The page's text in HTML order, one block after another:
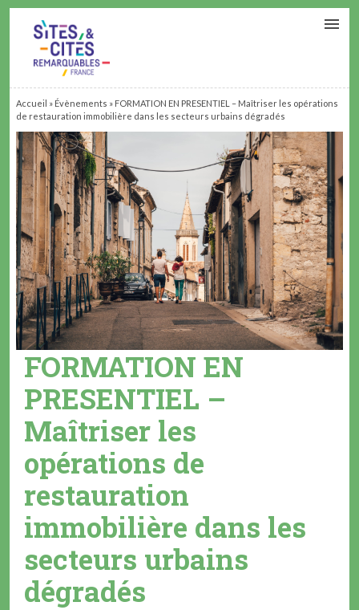
Accueil » Évènements » FORMATION EN PRESENTIEL – Maîtriser les opérations
de restauration immobilière dans les secteurs urbains dégradés
FORMATION EN
PRESENTIEL –
Maîtriser les
opérations de
restauration
immobilière dans les
secteurs urbains
dégradés